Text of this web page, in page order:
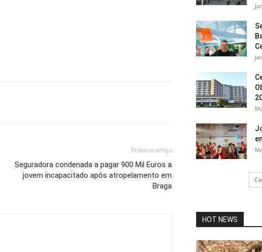
Próximo artigo
Seguradora condenada a pagar 900 Mil Euros a
jovem incapacitado após atropelamento em
Braga
HOT NEWS